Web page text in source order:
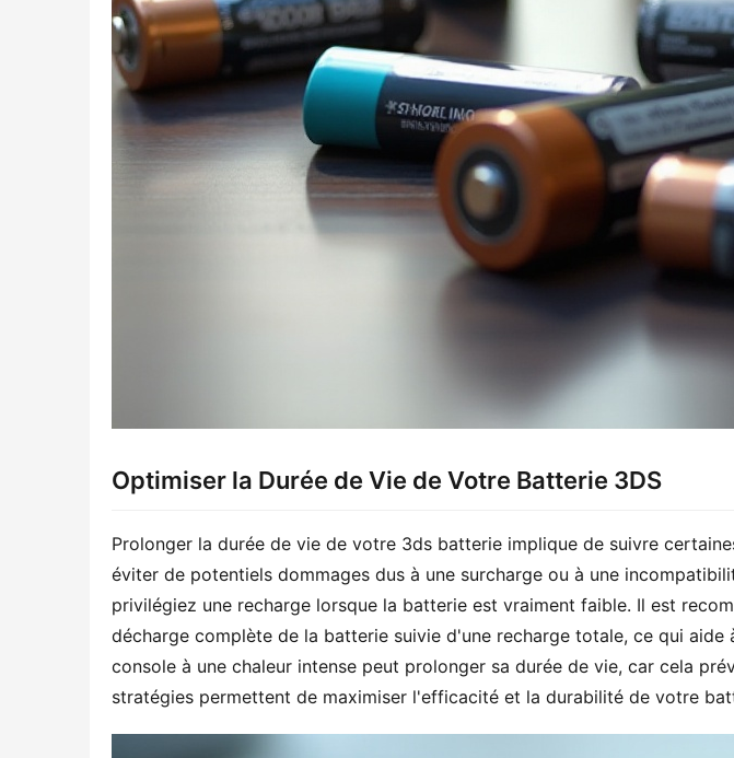
Optimiser la Durée de Vie de Votre Batterie 3DS
Prolonger la durée de vie de votre 3ds batterie implique de suivre
éviter de potentiels dommages dus à une surcharge ou à une
privilégiez une recharge lorsque la batterie est vraiment faible. Il est
décharge complète de la batterie suivie d'une recharge totale, ce qui
console à une chaleur intense peut prolonger sa durée de vie, car cela
stratégies permettent de maximiser l'efficacité et la durabilité de votre